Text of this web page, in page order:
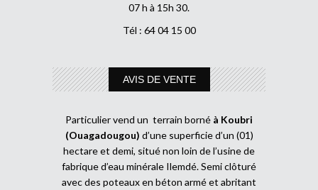
07 h à 15h 30.
Tél : 64 04 15 00
AVIS DE VENTE
Particulier vend un terrain borné à Koubri
(Ouagadougou) d’une superficie d’un (01)
hectare et demi, situé non loin de l’usine de
fabrique d’eau minérale Ilemdé. Semi clôturé
avec des poteaux en béton armé et abritant